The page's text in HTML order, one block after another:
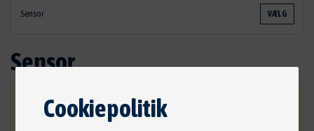
Sensor VÆLG
Sensor
VIGTIG: Ved bestilling, bliver du kontaktet ang.
betaling og levering af dine varer.
Cookiepolitik